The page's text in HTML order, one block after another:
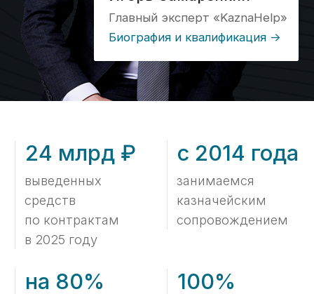
время при работе
с казначейским
счетом
на сайте без
и платежей
Наша история
История